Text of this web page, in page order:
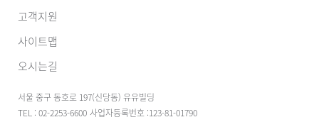
고객지원
사이트맵
오시는길
서울 중구 동호로 197(신당동) 유유빌딩
TEL : 02-2253-6600 사업자등록번호 :123-81-01790